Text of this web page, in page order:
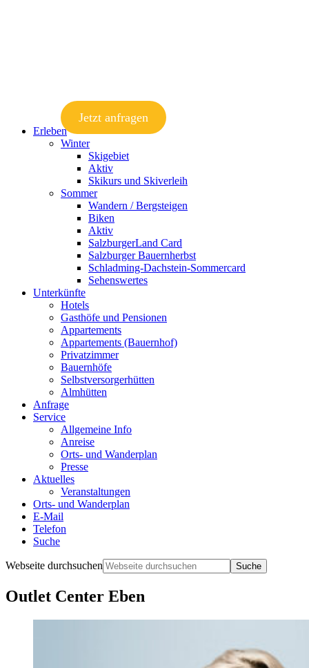
Jetzt anfragen
Erleben
Winter
Skigebiet
Aktiv
Skikurs und Skiverleih
Sommer
Wandern / Bergsteigen
Biken
Aktiv
SalzburgerLand Card
Salzburger Bauernherbst
Schladming-Dachstein-Sommercard
Sehenswertes
Unterkünfte
Hotels
Gasthöfe und Pensionen
Appartements
Appartements (Bauernhof)
Privatzimmer
Bauernhöfe
Selbstversorgerhütten
Almhütten
Anfrage
Service
Allgemeine Info
Anreise
Orts- und Wanderplan
Presse
Aktuelles
Veranstaltungen
Orts- und Wanderplan
E-Mail
Telefon
Suche
Webseite durchsuchen
Outlet Center Eben